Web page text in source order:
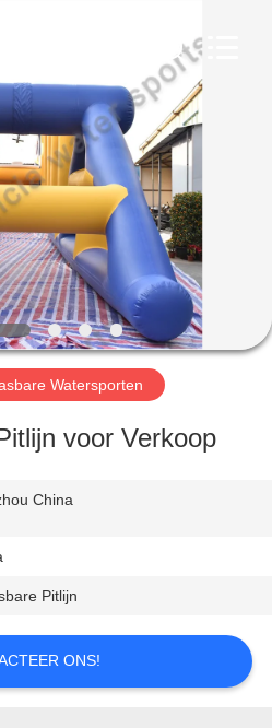
Watersporten
voor Verkoop
China
Pitlijn
ONS!